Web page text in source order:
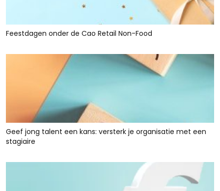
Feestdagen onder de Cao Retail Non-Food
Geef jong talent een kans: versterk je organisatie met een
stagiaire